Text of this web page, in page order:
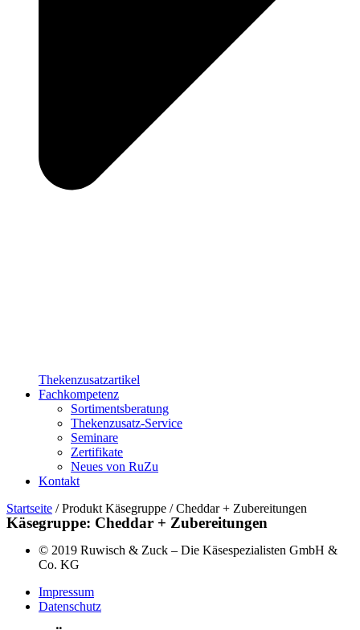
Thekenzusatzartikel
Fachkompetenz
Sortimentsberatung
Thekenzusatz-Service
Seminare
Zertifikate
Neues von RuZu
Kontakt
Startseite / Produkt Käsegruppe / Cheddar + Zubereitungen
Käsegruppe: Cheddar + Zubereitungen
© 2019 Ruwisch & Zuck – Die Käsespezialisten GmbH &
Co. KG
Impressum
Datenschutz